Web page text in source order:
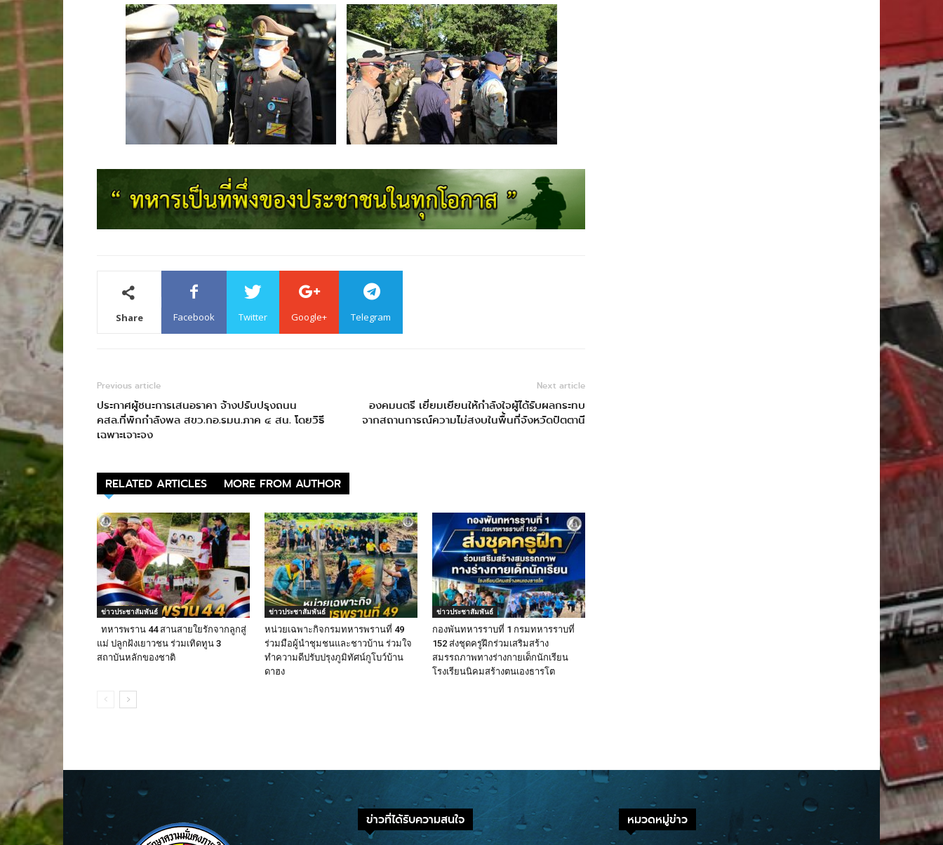
Share Facebook Twitter Google+ Telegram
Previous article
ประกาศผู้ชนะการเสนอราคา จ้างปรับปรุงถนน
คสล.ที่พักกำลังพล สขว.กอ.รมน.ภาค ๔ สน. โดยวิธี
เฉพาะเจาะจง
Next article
องคมนตรี เยี่ยมเยียนให้กำลังใจผู้ได้รับผลกระทบ
จากสถานการณ์ความไม่สงบในพื้นที่จังหวัดปัตตานี
RELATED ARTICLES MORE FROM AUTHOR
ข่าวประชาสัมพันธ์
ทหารพราน 44 สานสายใยรักจากลูกสู่
แม่ ปลูกฝังเยาวชน ร่วมเทิดทูน 3
สถาบันหลักของชาติ
ข่าวประชาสัมพันธ์
หน่วยเฉพาะกิจกรมทหารพรานที่ 49
ร่วมมือผู้นำชุมชนและชาวบ้าน ร่วมใจ
ทำความดีปรับปรุงภูมิทัศน์กูโบว์บ้าน
ดาฮง
ข่าวประชาสัมพันธ์
กองพันทหารราบที่ 1 กรมทหารราบที่
152 ส่งชุดครูฝึกร่วมเสริมสร้าง
สมรรถภาพทางร่างกายเด็กนักเรียน
โรงเรียนนิคมสร้างตนเองธารโต
ข่าวที่ได้รับความสนใจ หมวดหมู่ข่าว